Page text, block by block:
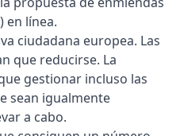
en línea.
ciudadana europea. Las
que reducirse. La
gestionar incluso las
sean igualmente
a cabo.